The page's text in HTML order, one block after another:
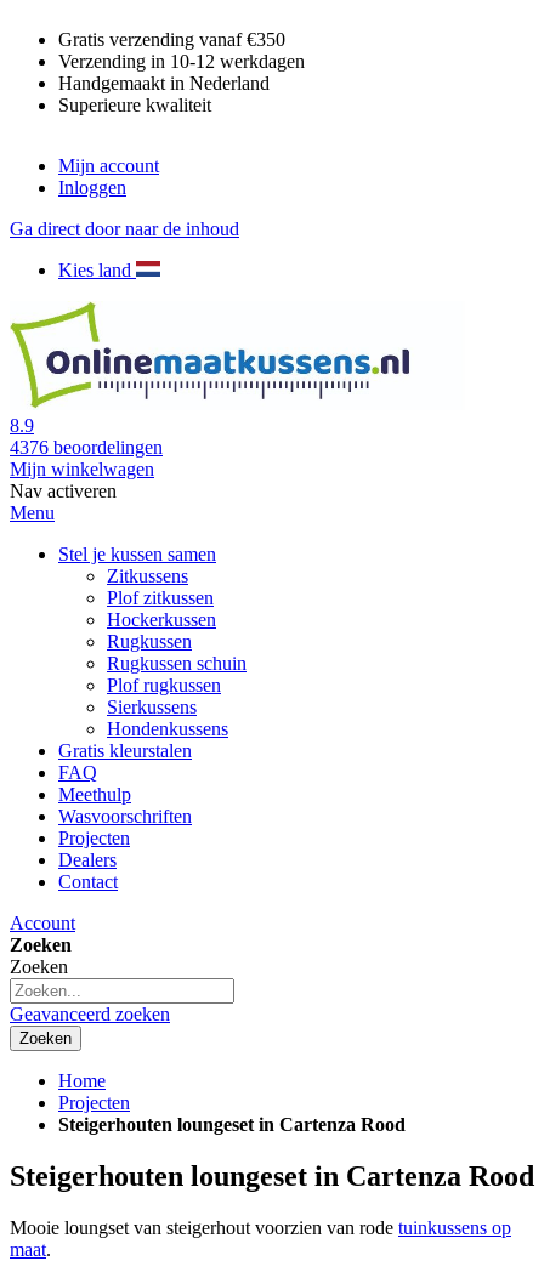
Gratis verzending vanaf €350
Verzending in 10-12 werkdagen
Handgemaakt in Nederland
Superieure kwaliteit
Mijn account
Inloggen
Ga direct door naar de inhoud
Kies land
8.9
4376 beoordelingen
Mijn winkelwagen
Nav activeren
Menu
Stel je kussen samen
Zitkussens
Plof zitkussen
Hockerkussen
Rugkussen
Rugkussen schuin
Plof rugkussen
Sierkussens
Hondenkussens
Gratis kleurstalen
FAQ
Meethulp
Wasvoorschriften
Projecten
Dealers
Contact
Account
Zoeken
Zoeken
Geavanceerd zoeken
Zoeken
Home
Projecten
Steigerhouten loungeset in Cartenza Rood
Steigerhouten loungeset in Cartenza Rood
Mooie loungset van steigerhout voorzien van rode tuinkussens op
maat.